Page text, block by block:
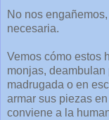
No nos
necesaria.
Vemos cómo estos
monjas,
madrugada o en
armar sus piezas
conviene a la